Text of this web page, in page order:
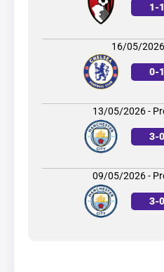
1-1
16/05/2026
0-1
13/05/2026 -
3-0
09/05/2026 -
3-0